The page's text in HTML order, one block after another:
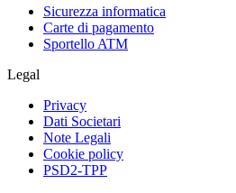
Sicurezza informatica
Carte di pagamento
Sportello ATM
Legal
Privacy
Dati Societari
Note Legali
Cookie policy
PSD2-TPP